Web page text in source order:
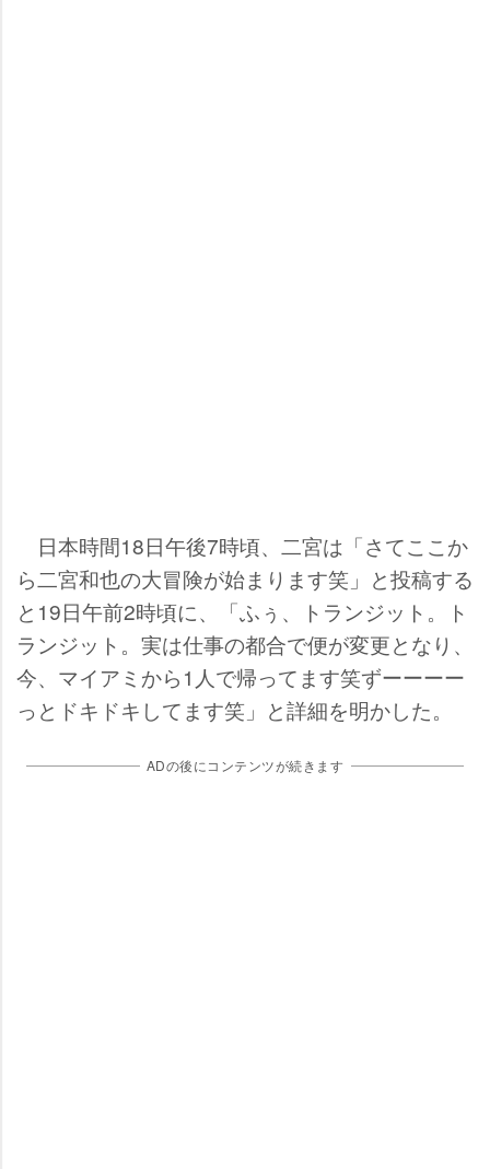
日本時間18日午後7時頃、二宮は「さてここか
ら二宮和也の大冒険が始まります笑」と投稿する
と19日午前2時頃に、「ふぅ、トランジット。ト
ランジット。実は仕事の都合で便が変更となり、
今、マイアミから1人で帰ってます笑ずーーーー
っとドキドキしてます笑」と詳細を明かした。
ADの後にコンテンツが続きます